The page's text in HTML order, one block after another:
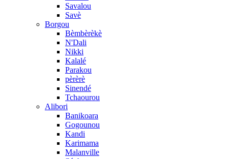
Savalou
Savè
Borgou
Bèmbèrèkè
N'Dali
Nikki
Kalalé
Parakou
pèrèrè
Sinendé
Tchaourou
Alibori
Banikoara
Gogounou
Kandi
Karimama
Malanville